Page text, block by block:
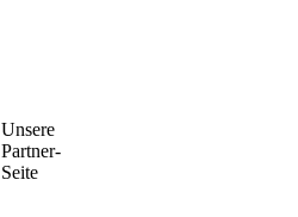
Unsere
Partner-
Seite